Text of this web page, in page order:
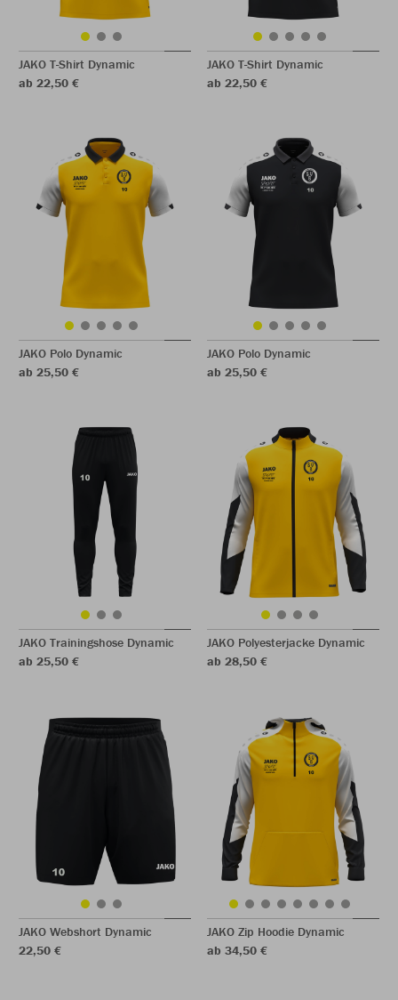
JAKO T-Shirt Dynamic
ab 22,50 €
JAKO T-Shirt Dynamic
ab 22,50 €
JAKO Polo Dynamic
ab 25,50 €
JAKO Polo Dynamic
ab 25,50 €
JAKO Trainingshose Dynamic
ab 25,50 €
JAKO Polyesterjacke Dynamic
ab 28,50 €
JAKO Webshort Dynamic
22,50 €
JAKO Zip Hoodie Dynamic
ab 34,50 €